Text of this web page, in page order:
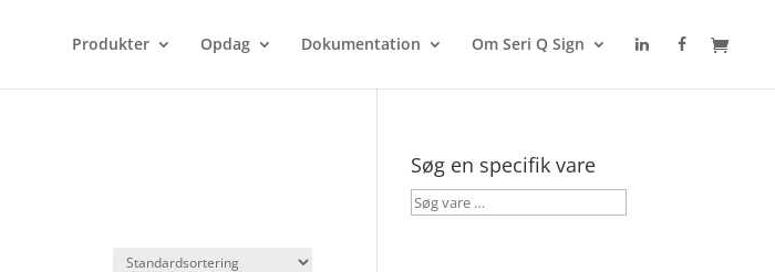
Produkter Opdag Dokumentation Om Seri Q Sign
Søg en specifik vare
Søg